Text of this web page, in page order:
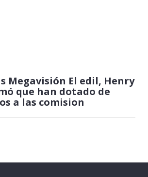
Megavisión El edil, Henry
que han dotado de
a las comision